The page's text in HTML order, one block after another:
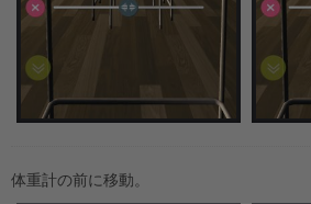
体重計の前に移動。